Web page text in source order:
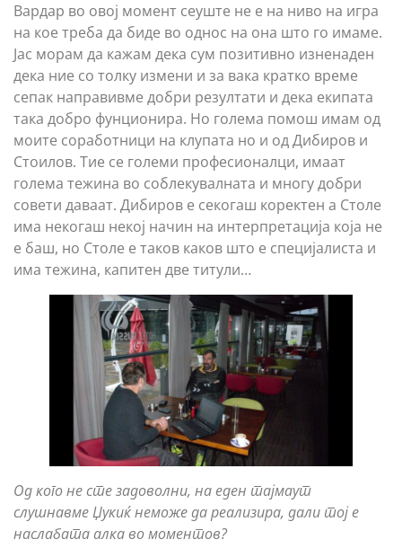
Вардар во овој момент сеуште не е на ниво на игра
на кое треба да биде во однос на она што го имаме.
Јас морам да кажам дека сум позитивно изненаден
дека ние со толку измени и за вака кратко време
сепак направивме добри резултати и дека екипата
така добро фунционира. Но голема помош имам од
моите соработници на клупата но и од Дибиров и
Стоилов. Тие се големи професионалци, имаат
голема тежина во соблекувалната и многу добри
совети даваат. Дибиров е секогаш коректен а Столе
има некогаш некој начин на интерпретација која не
е баш, но Столе е таков каков што е специјалиста и
има тежина, капитен две титули…
Од кого не сте задоволни, на еден тајмаут
слушнавме Џукиќ неможе да реализира, дали тој е
наслабата алка во моментов?